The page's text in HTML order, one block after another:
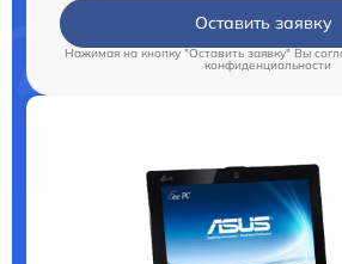
Оставить заявку
Нажимая на кнопку "Оставить заявку" Вы
конфиденциальности